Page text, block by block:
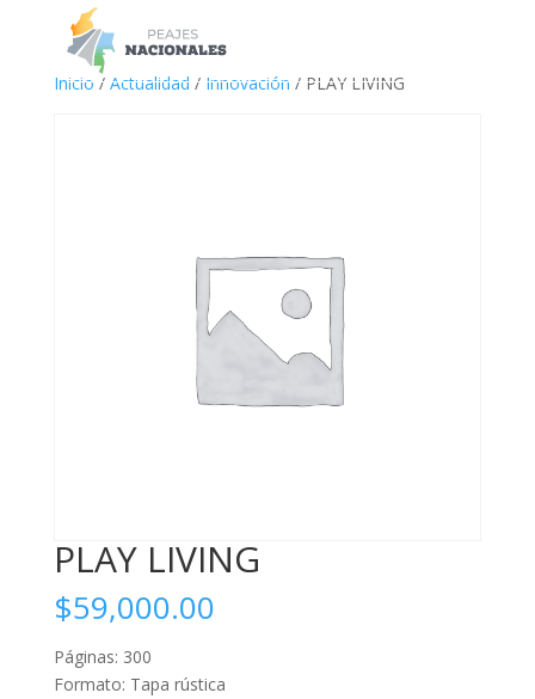
Inicio / Actualidad / Innovación / PLAY LIVING
PLAY LIVING
$59,000.00
Páginas: 300
Formato: Tapa rústica